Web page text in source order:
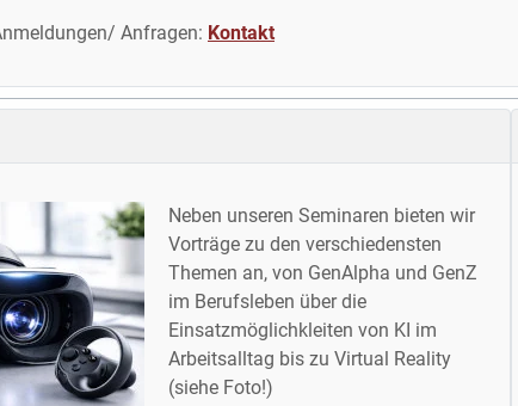
Anfragen: Kontakt
Neben unseren Seminaren bieten wir
Vorträge zu den verschiedensten
Themen an, von GenAlpha und GenZ
im Berufsleben über die
Einsatzmöglichkleiten von KI im
Arbeitsalltag bis zu Virtual Reality
(siehe Foto!)